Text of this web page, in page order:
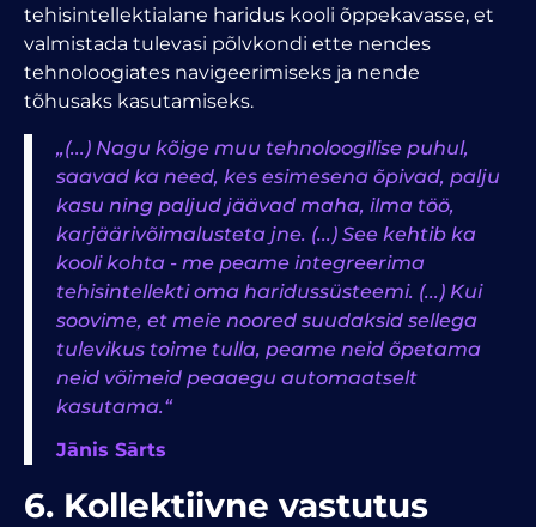
tehisintellektialane haridus kooli õppekavasse, et
valmistada tulevasi põlvkondi ette nendes
tehnoloogiates navigeerimiseks ja nende
tõhusaks kasutamiseks.
„(...) Nagu kõige muu tehnoloogilise puhul,
saavad ka need, kes esimesena õpivad, palju
kasu ning paljud jäävad maha, ilma töö,
karjäärivõimalusteta jne. (...) See kehtib ka
kooli kohta - me peame integreerima
tehisintellekti oma haridussüsteemi. (...) Kui
soovime, et meie noored suudaksid sellega
tulevikus toime tulla, peame neid õpetama
neid võimeid peaaegu automaatselt
kasutama.“
Jānis Sārts
6. Kollektiivne vastutus